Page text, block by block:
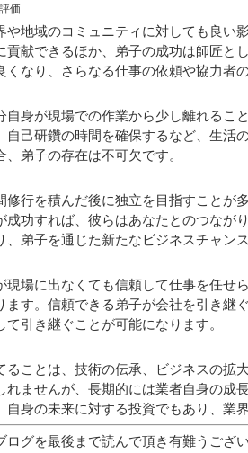
価
や地域のコミュニティに対しても良い
貢献できるほか、弟子の成功は師匠と
くなり、さらなる仕事の依頼や協力者
自身が現場での作業から少し離れる
自己研鑽の時間を確保するなど、生活
弟子の存在は不可欠です。
修行を積んだ後に独立を目指すことが
成功すれば、彼らはあなたとのつなが
弟子を通じた新たなビジネスチャン
現場に出なくても信頼して仕事を任せ
ます。信頼できる弟子が会社を引き継
引き継ぐことが可能になります。
ることは、技術の伝承、ビジネスの拡
れませんが、長期的には業者自身の成
身の未来に対する投資でもあり、業
グを最後まで読んで頂き有難うござい